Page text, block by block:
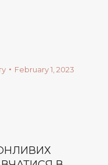
February 1, 2023